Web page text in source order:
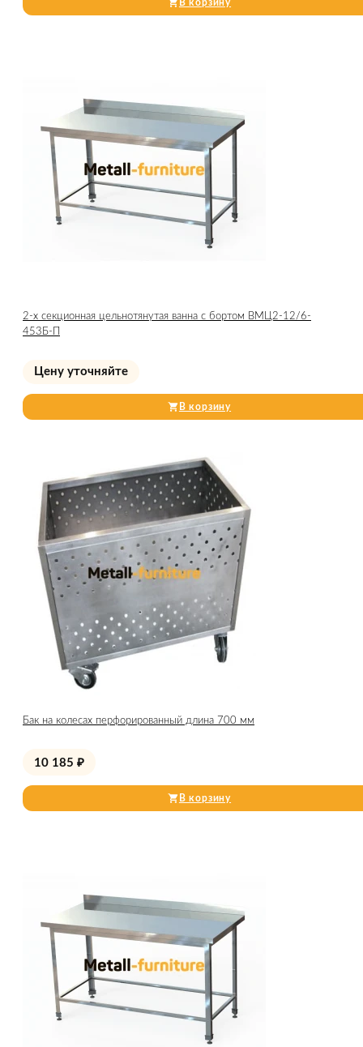
В корзину
2-х секционная цельнотянутая ванна с бортом ВМЦ2-12/6-
453Б-П
Цену уточняйте
В корзину
Бак на колесах перфорированный длина 700 мм
10 185 ₽
В корзину